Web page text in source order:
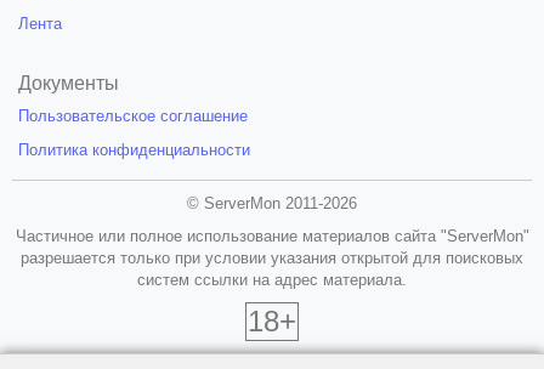
Лента
Документы
Пользовательское соглашение
Политика конфиденциальности
© ServerMon 2011-2026
Частичное или полное использование материалов сайта "ServerMon"
разрешается только при условии указания открытой для поисковых
систем ссылки на адрес материала.
18+